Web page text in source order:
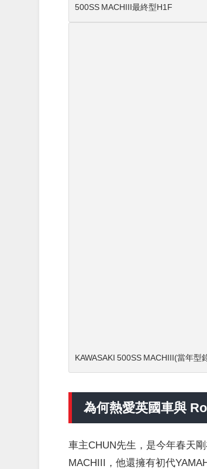
500SS MACHIII最終型H1F
KAWASAKI 500SS MACHIII(當年型
為何熱愛英國車與
車主CHUN先生，是今年春天
MACHIII，他還擁有初代